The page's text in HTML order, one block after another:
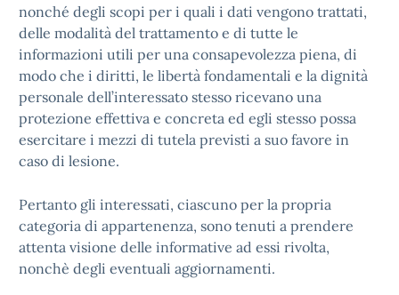
nonché degli scopi per i quali i dati vengono trattati,
delle modalità del trattamento e di tutte le
informazioni utili per una consapevolezza piena, di
modo che i diritti, le libertà fondamentali e la dignità
personale dell’interessato stesso ricevano una
protezione effettiva e concreta ed egli stesso possa
esercitare i mezzi di tutela previsti a suo favore in
caso di lesione.
Pertanto gli interessati, ciascuno per la propria
categoria di appartenenza, sono tenuti a prendere
attenta visione delle informative ad essi rivolta,
nonchè degli eventuali aggiornamenti.